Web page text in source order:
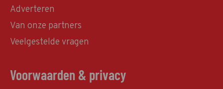
Adverteren
Van onze partners
Veelgestelde vragen
Voorwaarden & privacy